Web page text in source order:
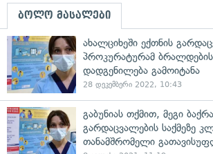
ბოლო მასალები
ახალციხეში ექთნის
პროკურატურამ ბრალდების
დადგენილება გამოიტანა
28 დეკემბერი 2022, 10:43
გაბუნიას თქმით, მეგი
გარდაცვალების საქმეზე
თანამშრომელი